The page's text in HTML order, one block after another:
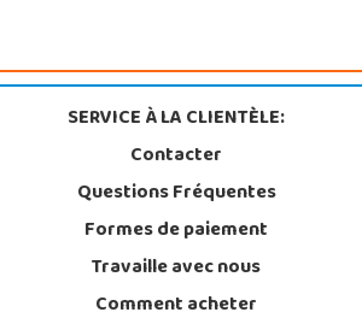
SERVICE À LA CLIENTÈLE:
Contacter
Questions Fréquentes
Formes de paiement
Travaille avec nous
Comment acheter